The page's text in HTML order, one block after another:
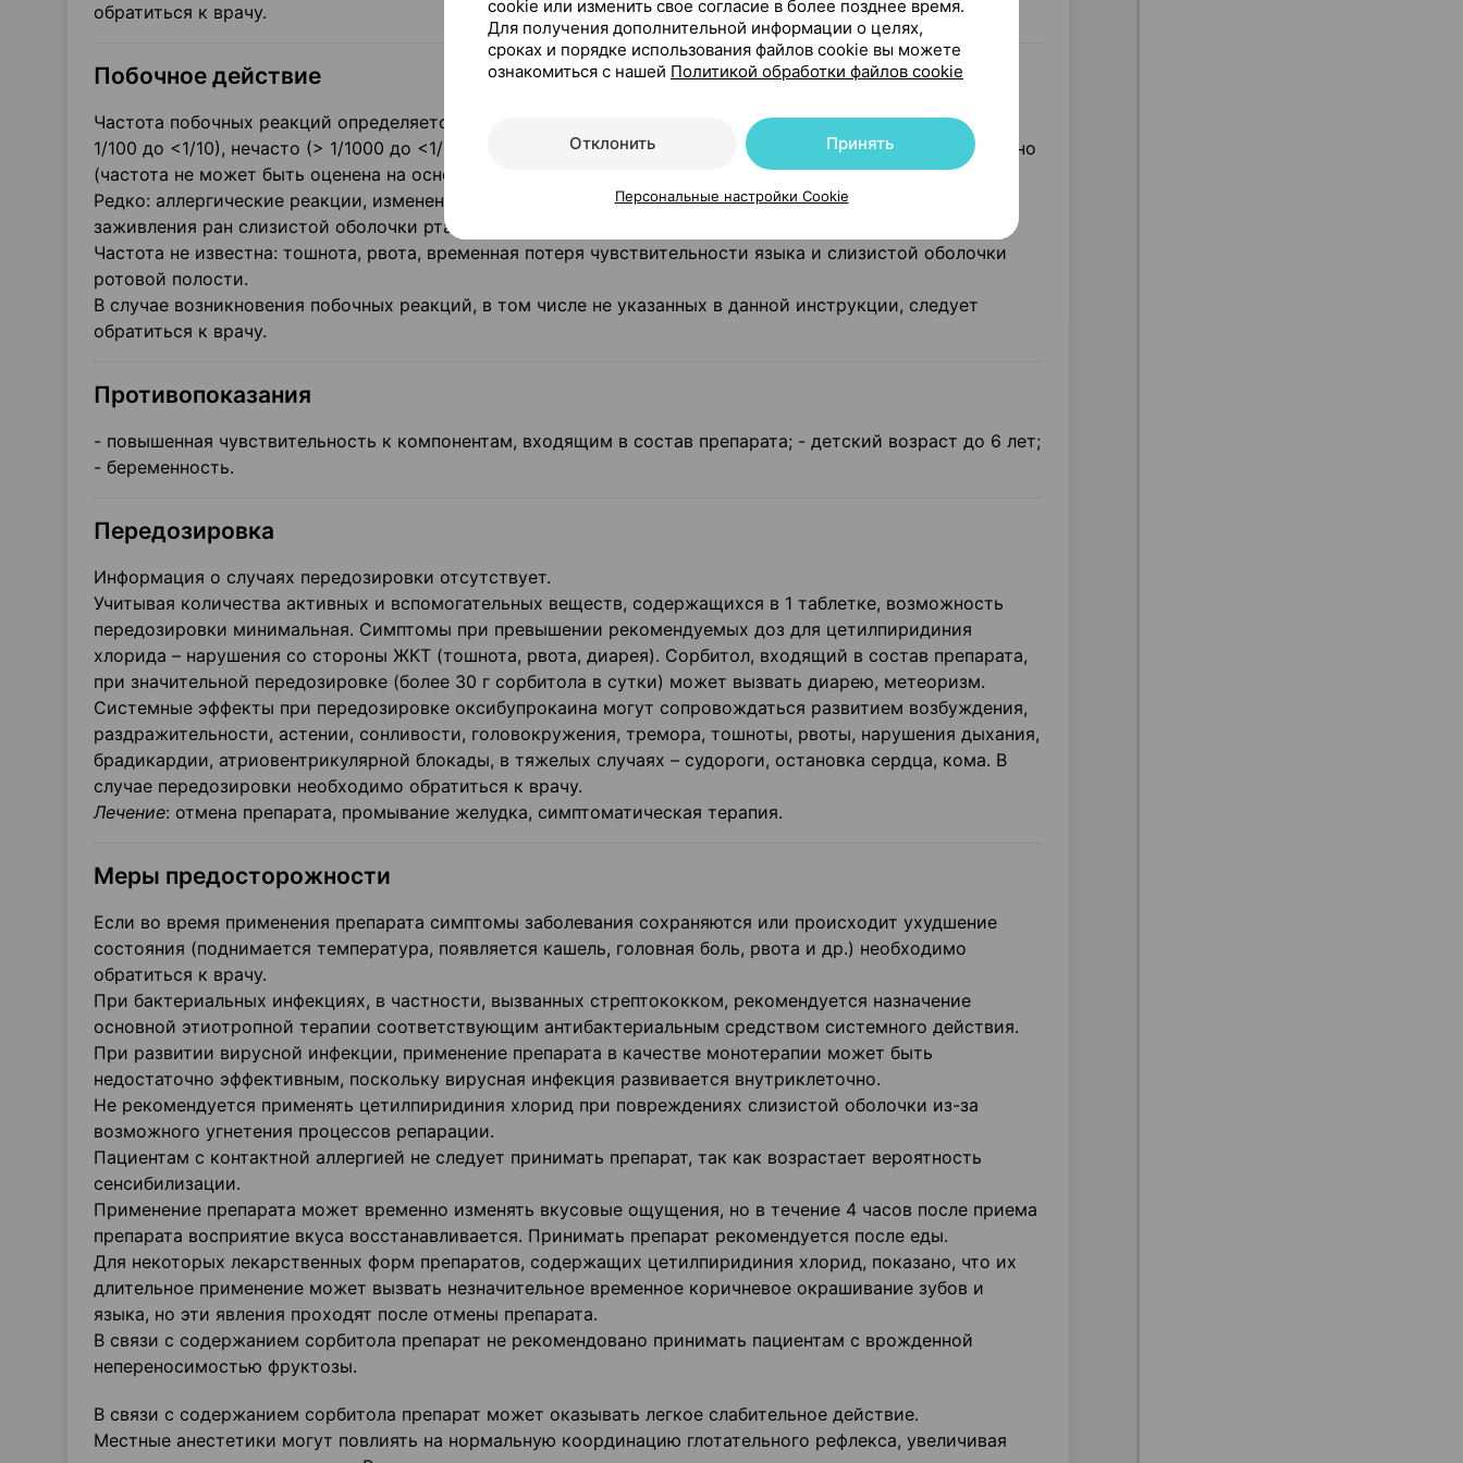
обратиться к врачу.
Побочное действие
Частота побочных реакций определяется с помощью следующей шкалы: очень часто (> 1/10), часто (>
1/100 до <1/10), нечасто (> 1/1000 до <1/100), редко (> 1/10000 <1/1000), очень редко (<1/10000), неизвестно
(частота не может быть оценена на основании имеющихся данных).
Редко: аллергические реакции, изменение вкуса, раздражение слизистой оболочки рта, задержка
заживления ран слизистой оболочки рта.
Частота не известна: тошнота, рвота, временная потеря чувствительности языка и слизистой оболочки
ротовой полости.
В случае возникновения побочных реакций, в том числе не указанных в данной инструкции, следует
обратиться к врачу.
Противопоказания
- повышенная чувствительность к компонентам, входящим в состав препарата; - детский возраст до 6 лет;
- беременность.
Передозировка
Информация о случаях передозировки отсутствует.
Учитывая количества активных и вспомогательных веществ, содержащихся в 1 таблетке, возможность
передозировки минимальная. Симптомы при превышении рекомендуемых доз для цетилпиридиния
хлорида – нарушения со стороны ЖКТ (тошнота, рвота, диарея). Сорбитол, входящий в состав препарата,
при значительной передозировке (более 30 г сорбитола в сутки) может вызвать диарею, метеоризм.
Системные эффекты при передозировке оксибупрокаина могут сопровождаться развитием возбуждения,
раздражительности, астении, сонливости, головокружения, тремора, тошноты, рвоты, нарушения дыхания,
брадикардии, атриовентрикулярной блокады, в тяжелых случаях – судороги, остановка сердца, кома. В
случае передозировки необходимо обратиться к врачу.
Лечение: отмена препарата, промывание желудка, симптоматическая терапия.
Меры предосторожности
Если во время применения препарата симптомы заболевания сохраняются или происходит ухудшение
состояния (поднимается температура, появляется кашель, головная боль, рвота и др.) необходимо
обратиться к врачу.
При бактериальных инфекциях, в частности, вызванных стрептококком, рекомендуется назначение
основной этиотропной терапии соответствующим антибактериальным средством системного действия.
При развитии вирусной инфекции, применение препарата в качестве монотерапии может быть
недостаточно эффективным, поскольку вирусная инфекция развивается внутриклеточно.
Не рекомендуется применять цетилпиридиния хлорид при повреждениях слизистой оболочки из-за
возможного угнетения процессов репарации.
Пациентам с контактной аллергией не следует принимать препарат, так как возрастает вероятность
сенсибилизации.
Применение препарата может временно изменять вкусовые ощущения, но в течение 4 часов после приема
препарата восприятие вкуса восстанавливается. Принимать препарат рекомендуется после еды.
Для некоторых лекарственных форм препаратов, содержащих цетилпиридиния хлорид, показано, что их
длительное применение может вызвать незначительное временное коричневое окрашивание зубов и
языка, но эти явления проходят после отмены препарата.
В связи с содержанием сорбитола препарат не рекомендовано принимать пациентам с врожденной
непереносимостью фруктозы.
В связи с содержанием сорбитола препарат может оказывать легкое слабительное действие.
Местные анестетики могут повлиять на нормальную координацию глотательного рефлекса, увеличивая
cookie или изменить свое согласие в более позднее время.
Для получения дополнительной информации о целях,
сроках и порядке использования файлов cookie вы можете
ознакомиться с нашей Политикой обработки файлов cookie
Отклонить Принять
Персональные настройки Cookie